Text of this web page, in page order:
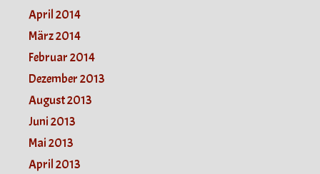
April 2014
März 2014
Februar 2014
Dezember 2013
August 2013
Juni 2013
Mai 2013
April 2013